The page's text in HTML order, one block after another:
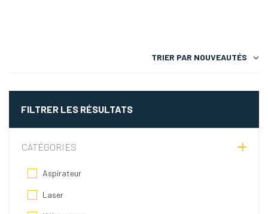
TRIER PAR NOUVEAUTÉS
FILTRER LES RÉSULTATS
CATÉGORIES
Aspirateur
Laser